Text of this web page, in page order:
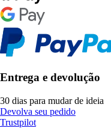
Entrega e devolução
30 dias para mudar de ideia
Devolva seu pedido
Trustpilot